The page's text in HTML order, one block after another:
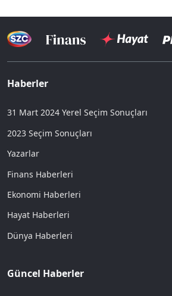
Haberler
31 Mart 2024 Yerel Seçim Sonuçları
2023 Seçim Sonuçları
Yazarlar
Finans Haberleri
Ekonomi Haberleri
Hayat Haberleri
Dünya Haberleri
Güncel Haberler